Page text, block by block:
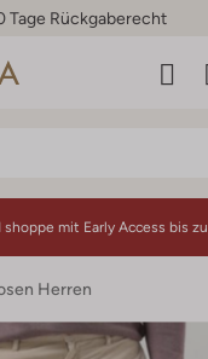
Tage Rückgaberecht
shoppe mit Early Access bis zu
Herren